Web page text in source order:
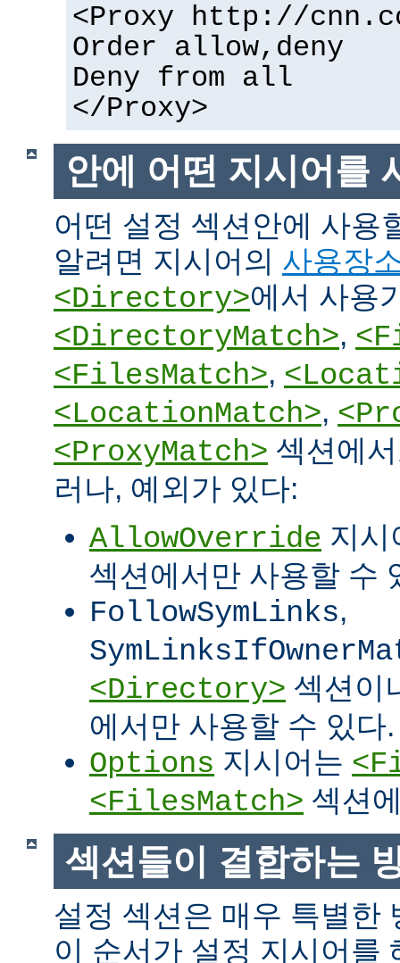
<Proxy http://
Order allow,deny
Deny from all
</Proxy>
안에 어떤 지시어를
어떤 설정 섹션안에 사용
알려면 지시어의 사용장
<Directory>에서 사용
<DirectoryMatch>,
<FilesMatch>,
<LocationMatch>,
<ProxyMatch> 섹션에
러나, 예외가 있다:
AllowOverride 지
섹션에서만 사용할 수
FollowSymLinks,
<Directory> 섹션이
에서만 사용할 수 있다.
Options 지시어는
<FilesMatch> 섹션
섹션들이 결합하는
설정 섹션은 매우 특별한
이 순서가 설정 지시어를